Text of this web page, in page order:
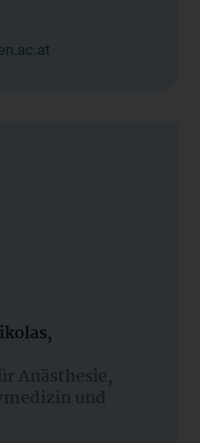
Anästhesie,
und